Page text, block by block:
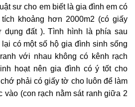
sư cho em biết là gia đình em có
khoảng hơn 2000m2 (có giấy
dụng đất ). Tình hình là phía sau
có một số hộ gia đình sinh sống
với nhau không có kênh rạch
hoạt nên gia đình có ý tốt cho
phải có giấy tờ cho luôn để làm
vào (con rạch nằm sát ranh giữa 2